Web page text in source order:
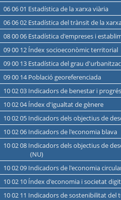
06 06 01 Estadística de la xarxa viària
06 06 02 Estadística del trànsit de la
08 00 06 Estadística d'empreses i
09 00 12 Índex socioeconòmic territorial
09 00 13 Estadística del grau
09 00 14 Població georeferenciada
10 02 03 Indicadors de benestar i
10 02 04 Índex d'igualtat de gènere
10 02 05 Indicadors dels objectius de
10 02 06 Indicadors de l'economia blava
10 02 08 Indicadors dels objectius de desenvolupament sostenible
(NU)
10 02 09 Indicadors de l'economia
10 02 10 Índex d'economia i societat
10 02 11 Indicadors de sostenibilitat del